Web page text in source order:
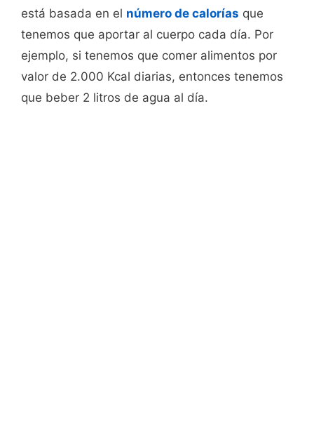
está basada en el número de calorías que
tenemos que aportar al cuerpo cada día. Por
ejemplo, si tenemos que comer alimentos por
valor de 2.000 Kcal diarias, entonces tenemos
que beber 2 litros de agua al día.